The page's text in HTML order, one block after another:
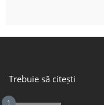
Trebuie să citești
1